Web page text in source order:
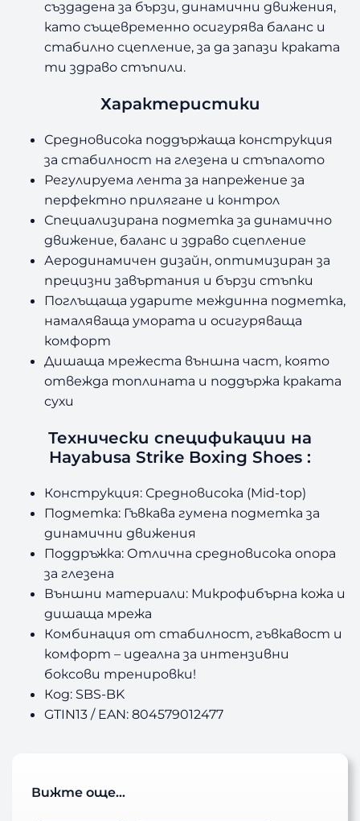
създадена за бързи, динамични движения,
като същевременно осигурява баланс и
стабилно сцепление, за да запази краката
ти здраво стъпили.
Характеристики
Средновисока поддържаща конструкция
за стабилност на глезена и стъпалото
Регулируема лента за напрежение за
перфектно прилягане и контрол
Специализирана подметка за динамично
движение, баланс и здраво сцепление
Аеродинамичен дизайн, оптимизиран за
прецизни завъртания и бързи стъпки
Поглъщаща ударите междинна подметка,
намаляваща умората и осигуряваща
комфорт
Дишаща мрежеста външна част, която
отвежда топлината и поддържа краката
сухи
Технически спецификации на
Hayabusa Strike Boxing Shoes :
Конструкция: Средновисока (Mid-top)
Подметка: Гъвкава гумена подметка за
динамични движения
Поддръжка: Отлична средновисока опора
за глезена
Външни материали: Микрофибърна кожа и
дишаща мрежа
Комбинация от стабилност, гъвкавост и
комфорт – идеална за интензивни
боксови тренировки!
Код: SBS-BK
GTIN13 / EAN: 804579012477
Вижте още…